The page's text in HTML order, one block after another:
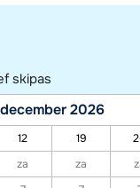
skipas
december 2026
12 19
za za